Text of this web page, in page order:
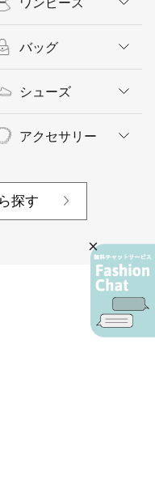
バッグ
シューズ
アクセサリー
探す